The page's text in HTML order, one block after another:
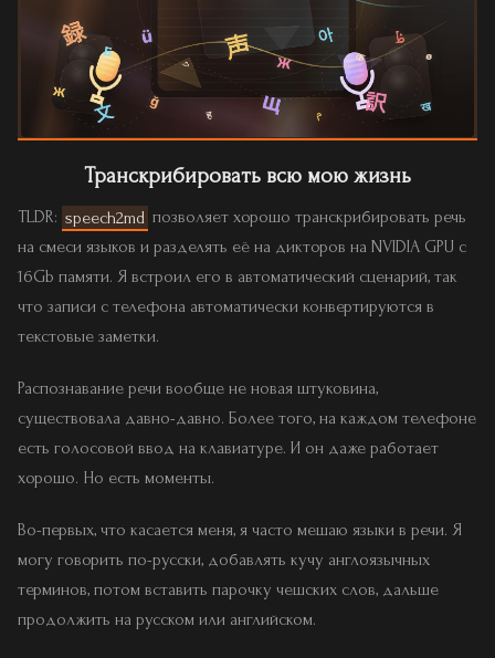
Транскрибировать всю мою жизнь
TLDR: speech2md позволяет хорошо транскрибировать речь
на смеси языков и разделять её на дикторов на NVIDIA GPU с
16Gb памяти. Я встроил его в автоматический сценарий, так
что записи с телефона автоматически конвертируются в
текстовые заметки.
Распознавание речи вообще не новая штуковина,
существовала давно-давно. Более того, на каждом телефоне
есть голосовой ввод на клавиатуре. И он даже работает
хорошо. Но есть моменты.
Во-первых, что касается меня, я часто мешаю языки в речи. Я
могу говорить по-русски, добавлять кучу англоязычных
терминов, потом вставить парочку чешских слов, дальше
продолжить на русском или английском.